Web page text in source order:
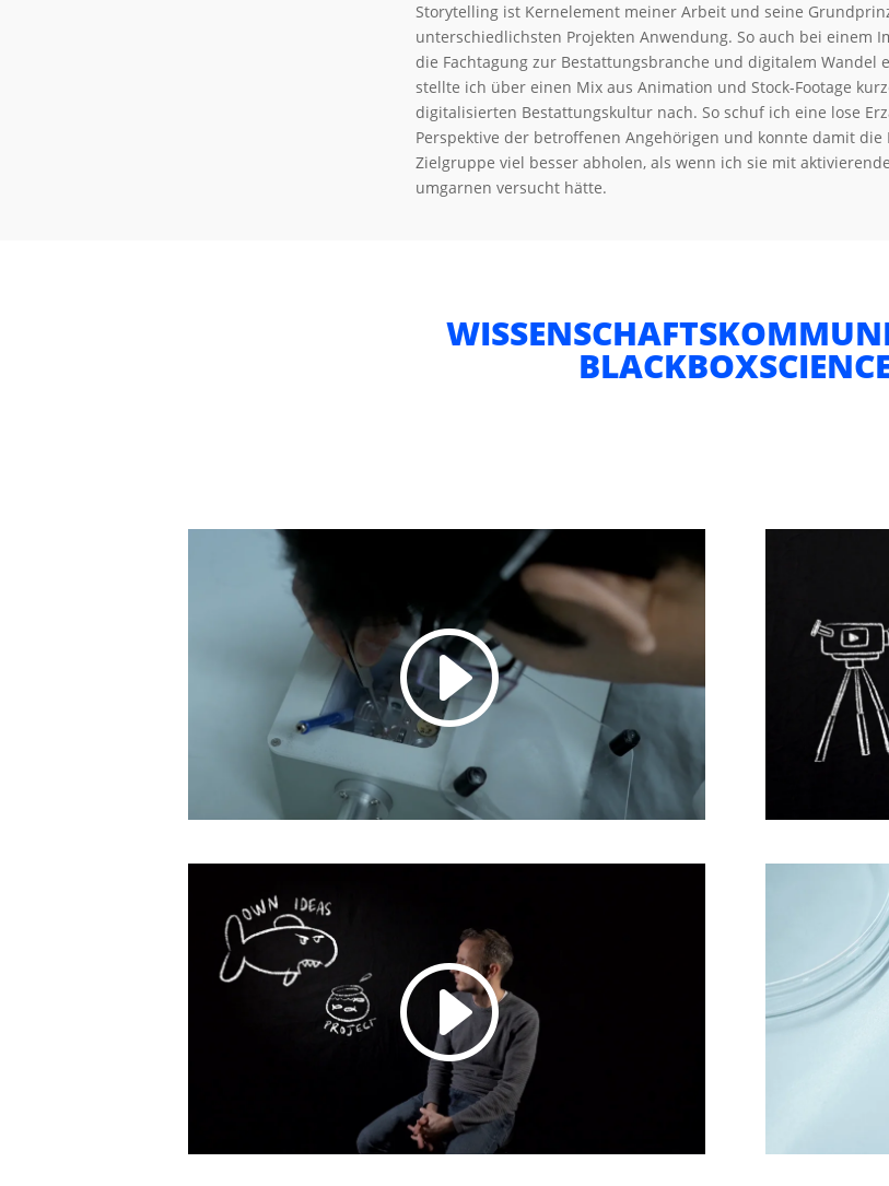
Storytelling ist Kernelement meiner Arbeit und seine
unterschiedlichsten Projekten Anwendung. So auch bei einem
die Fachtagung zur Bestattungsbranche und digitalem Wandel
stellte ich über einen Mix aus Animation und Stock-Footage
digitalisierten Bestattungskultur nach. So schuf ich eine lose
Perspektive der betroffenen Angehörigen und konnte damit die
Zielgruppe viel besser abholen, als wenn ich sie mit
umgarnen versucht hätte.